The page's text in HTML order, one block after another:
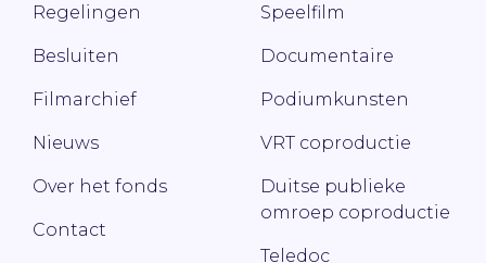
Regelingen
Besluiten
Filmarchief
Nieuws
Over het fonds
Contact
Speelfilm
Documentaire
Podiumkunsten
VRT coproductie
Duitse publieke
omroep coproductie
Teledoc